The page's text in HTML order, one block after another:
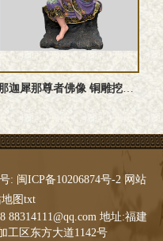
那迦犀那尊者佛像 铜雕挖耳罗汉
: 闽ICP备10206874号-2 网站
地图txt
88314111@qq.com 地址:福建
工区东方大道1142号